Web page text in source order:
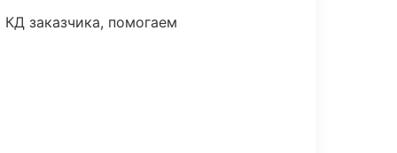
заказчика, помогаем